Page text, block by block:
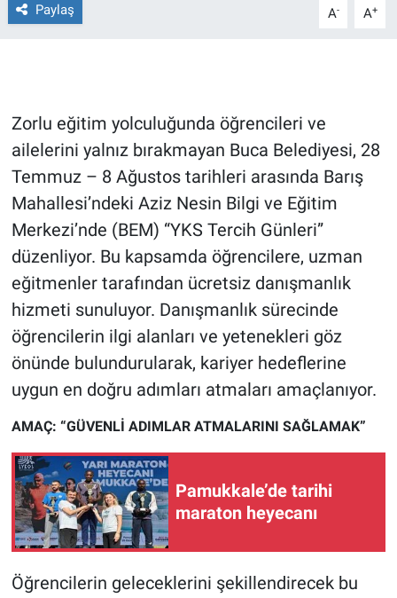
Paylaş A- A+
Zorlu eğitim yolculuğunda öğrencileri ve
ailelerini yalnız bırakmayan Buca Belediyesi, 28
Temmuz – 8 Ağustos tarihleri arasında Barış
Mahallesi’ndeki Aziz Nesin Bilgi ve Eğitim
Merkezi’nde (BEM) “YKS Tercih Günleri”
düzenliyor. Bu kapsamda öğrencilere, uzman
eğitmenler tarafından ücretsiz danışmanlık
hizmeti sunuluyor. Danışmanlık sürecinde
öğrencilerin ilgi alanları ve yetenekleri göz
önünde bulundurularak, kariyer hedeflerine
uygun en doğru adımları atmaları amaçlanıyor.
AMAÇ: “GÜVENLİ ADIMLAR ATMALARINI SAĞLAMAK”
Pamukkale’de tarihi
maraton heyecanı
Öğrencilerin geleceklerini şekillendirecek bu
Gün Ortası
Günün görüntüsü
Haber
İlan
Kimdir
Koronavirüs
Kültür Sanat
Ne demişti
Nedir
Popüler
Programlar
Sağlık